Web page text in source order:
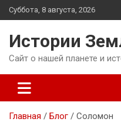
Перейти
к
Суббота, 8 августа, 2026
Истории
Сайт о нашей планете и
Главная Блог Соломон